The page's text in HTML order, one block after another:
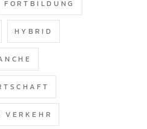
FORTBILDUNG
HYBRID
VERKEHR